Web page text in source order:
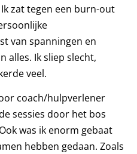
zat tegen een burn-out
van spanningen en
alles. Ik sliep slecht,
veel.
coach/hulpverlener
sessies door het bos
was ik enorm gebaat
hebben gedaan. Zoals